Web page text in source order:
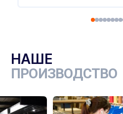
НАШЕ
ПРОИЗВОДСТВО